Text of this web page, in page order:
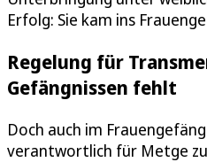
Erfolg: Sie kam ins
Regelung für
Gefängnissen fehlt
Doch auch im
verantwortlich für Metge